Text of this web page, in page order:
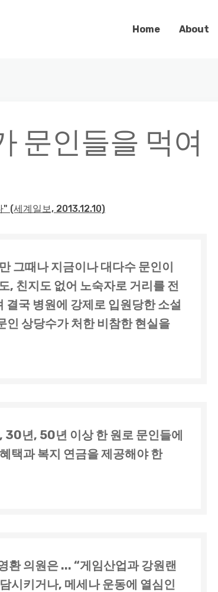
Home About
문인들을 먹여
(세계일보, 2013.12.10)
그때나 지금이나 대다수 문인이
, 친지도 없어 노숙자로 거리를 전
국 병원에 강제로 입원당한 소설
상당수가 처한 비참한 현실을
30년, 50년 이상 한 원로 문인들에
택과 복지 연금을 제공해야 한
환 의원은 ... “게임산업과 강원랜
시키거나, 메세나 운동에 열심인